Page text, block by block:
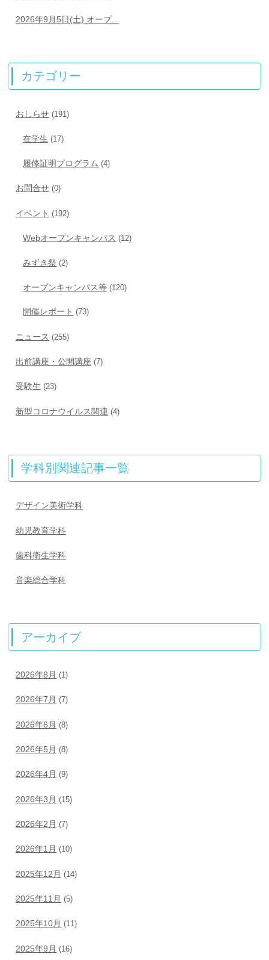
2026年9月5日(土) オープ...
カテゴリー
おしらせ (191)
在学生 (17)
履修証明プログラム (4)
お問合せ (0)
イベント (192)
Webオープンキャンパス (12)
みずき祭 (2)
オープンキャンパス等 (120)
開催レポート (73)
ニュース (255)
出前講座・公開講座 (7)
受験生 (23)
新型コロナウイルス関連 (4)
学科別関連記事一覧
デザイン美術学科
幼児教育学科
歯科衛生学科
音楽総合学科
アーカイブ
2026年8月 (1)
2026年7月 (7)
2026年6月 (8)
2026年5月 (8)
2026年4月 (9)
2026年3月 (15)
2026年2月 (7)
2026年1月 (10)
2025年12月 (14)
2025年11月 (5)
2025年10月 (11)
2025年9月 (16)